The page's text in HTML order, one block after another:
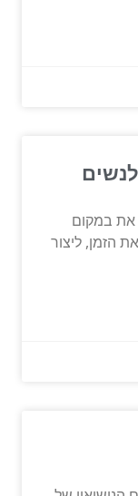
את במקום
הזמן, ליצור